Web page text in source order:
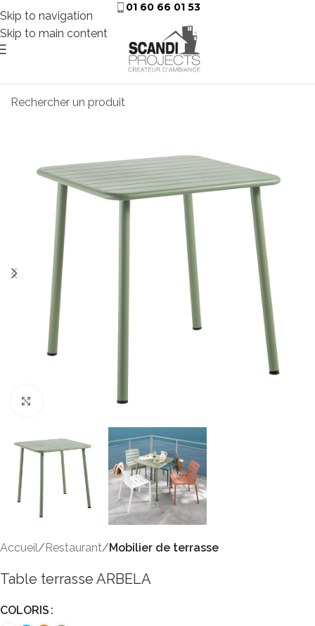
Skip to navigation
Skip to main content
01 60 66 01 53
Click to enlarge
Accueil Restaurant Mobilier de terrasse
Table terrasse ARBELA
COLORIS